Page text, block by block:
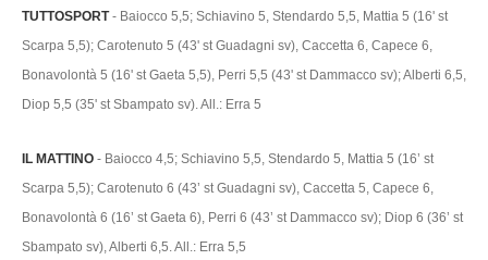
TUTTOSPORT- Baiocco 5,5; Schiavino 5, Stendardo 5,5, Mattia 5 (16' st
Scarpa 5,5); Carotenuto 5 (43' st Guadagni sv), Caccetta 6, Capece 6,
Bonavolontà 5 (16' st Gaeta 5,5), Perri 5,5 (43' st Dammacco sv); Alberti 6,5,
Diop 5,5 (35' st Sbampato sv). All.: Erra 5
IL MATTINO - Baiocco 4,5; Schiavino 5,5, Stendardo 5, Mattia 5 (16’ st
Scarpa 5,5); Carotenuto 6 (43’ st Guadagni sv), Caccetta 5, Capece 6,
Bonavolontà 6 (16’ st Gaeta 6), Perri 6 (43’ st Dammacco sv); Diop 6 (36’ st
Sbampato sv), Alberti 6,5. All.: Erra 5,5